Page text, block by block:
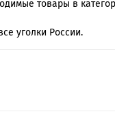
товары в
уголки России.